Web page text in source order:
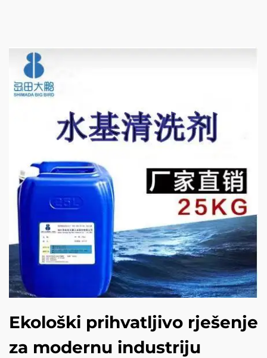
Ekološki prihvatljivo rješenje
za modernu industriju